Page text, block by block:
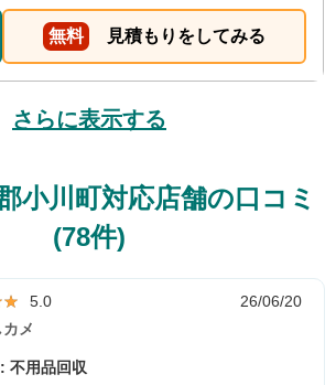
無料 見積もりをしてみる
さらに表示する
小川町対応店舗の口コミ
(78件)
5.0
26/06/20
メ
不用品回収